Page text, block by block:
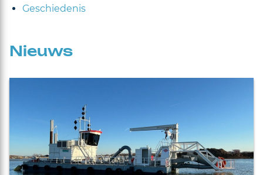
Geschiedenis
Nieuws